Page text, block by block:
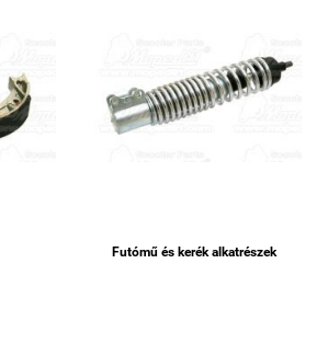
Futómű és kerék alkatrészek